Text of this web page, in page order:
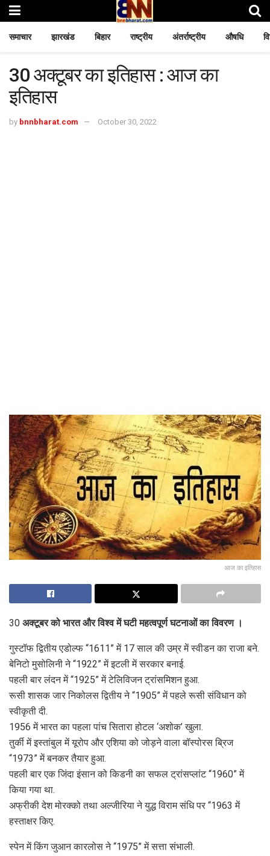
समाचार झारखंड बिहार राष्ट्रीय अंतर्राष्ट्रीय औषधि
30 अक्टूबर का इतिहास : आज का
इतिहास
by bnnbharat.com October 30, 2022
आज का इतिहास
30 अक्टूबर को भारत और विश्व में घटी महत्वपूर्ण घटनाओं का विवरण ।
गुस्टॉफ द्वितीय एडोल्फ “1611” में 17 साल की उम्र में स्वीडन का राजा बने.
बेनिटो मुसोलिनी ने “1922” में इटली में सरकार बनाई.
पहली बार लंदन में “1925” में टेलिविजन ट्रांसमिशन हुआ.
रूसी शासक जार निकोलस द्वितीय ने “1905” में पहले रूसी संविधान को
स्वीकृती दी.
1956 में भारत का पहला पांच सितारा होटल ‘अशोक’ खुला.
तुर्की में इस्तांबुल में यूरोप और एशिया को जोड़ने वाला बॉस्पोरस ब्रिज
“1973” में बनकर तैयार हुआ.
पहली बार एक जिंदा इंसान को किडनी का सफल ट्रांसप्लांट “1960” में
किया गया था.
अफ्रीकी देश मोरक्को तथा अल्जीरिया ने युद्ध विराम संधि पर “1963 में
हस्ताक्षर किए.
स्पेन में किंग जुआन कारलोस ने “1975” में सत्ता संभाली.